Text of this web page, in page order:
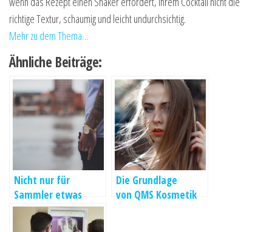
richtige Textur, schaumig und leicht undurchsichtig.
Mehr zu dem Thema…
Ähnliche Beiträge:
Nicht nur für
Sammler etwas
besonderes Uhren
Restposten
Die Grundlage
von QMS Kosmetik